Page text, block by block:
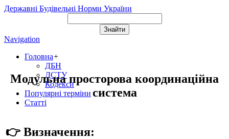
Державні Будівельні Норми України
Navigation
Головна+
ДБН
ДСТУ
Кодекси
Популярні терміни
Статті
Модульна просторова координаційна
система
👉 Визначення: